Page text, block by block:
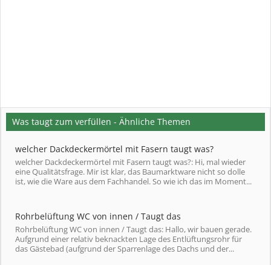
Was taugt zum verfüllen - Ähnliche Themen
welcher Dackdeckermörtel mit Fasern taugt was?
welcher Dackdeckermörtel mit Fasern taugt was?: Hi, mal wieder
eine Qualitätsfrage. Mir ist klar, das Baumarktware nicht so dolle
ist, wie die Ware aus dem Fachhandel. So wie ich das im Moment...
Rohrbelüftung WC von innen / Taugt das
Rohrbelüftung WC von innen / Taugt das: Hallo, wir bauen gerade.
Aufgrund einer relativ beknackten Lage des Entlüftungsrohr für
das Gästebad (aufgrund der Sparrenlage des Dachs und der...